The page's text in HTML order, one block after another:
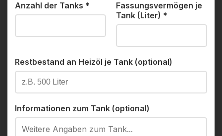
Anzahl der Tanks *
Fassungsvermögen je
Tank (Liter) *
Restbestand an Heizöl je Tank (optional)
Informationen zum Tank (optional)